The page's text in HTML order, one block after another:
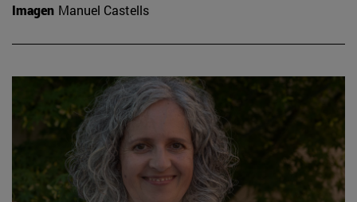
Imagen Manuel Castells